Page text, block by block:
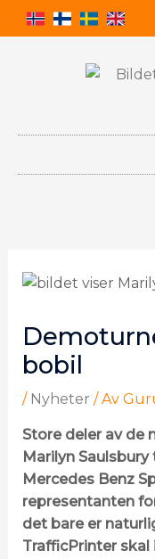
Hopp
rett
bobil
/ Nyheter / Av
Store deler av de
Marilyn
Mercedes Benz
representanten
det bare er
TrafficPrinter